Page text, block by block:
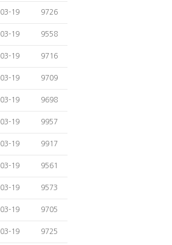
03-19 9726
03-19 9558
03-19 9716
03-19 9709
03-19 9698
03-19 9957
03-19 9917
03-19 9561
03-19 9573
03-19 9705
03-19 9725